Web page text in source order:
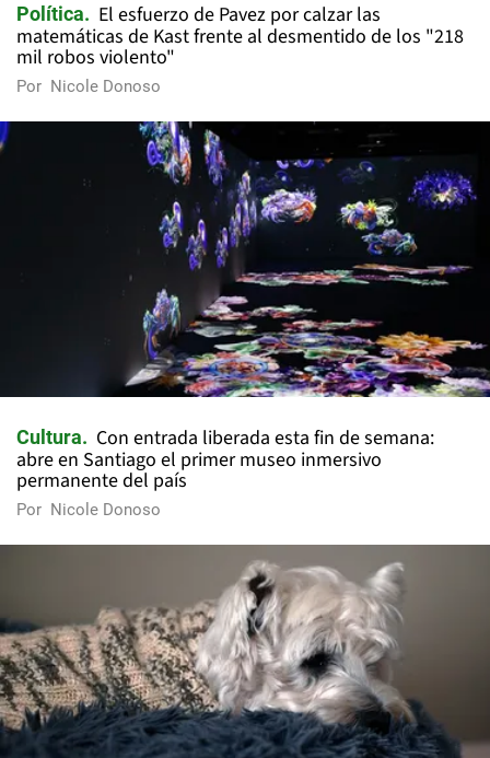
Política
El esfuerzo de Pavez por calzar las
matemáticas de Kast frente al desmentido de los "218
mil robos violento"
Por Nicole Donoso
Cultura
Con entrada liberada esta fin de semana:
abre en Santiago el primer museo inmersivo
permanente del país
Por Nicole Donoso